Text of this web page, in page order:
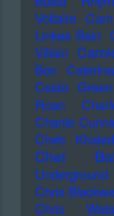
Voltaire
Linkes Bein
Villain
Bon
Ceelo Green
Roan
Charlie
Cheb Khaled
Chet
Chris
Chris